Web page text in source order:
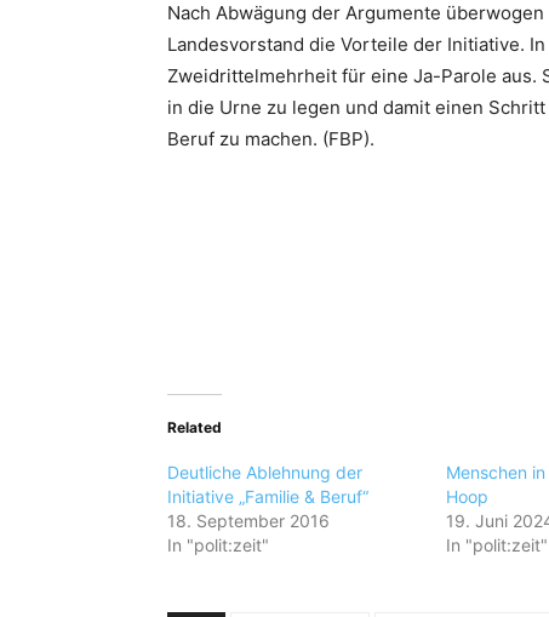
Nach Abwägung der Argumente
Landesvorstand die Vorteile der Initiative.
Zweidrittelmehrheit für eine Ja-Parole aus.
in die Urne zu legen und damit einen
Beruf zu machen. (FBP).
Related
Deutliche Ablehnung der
Initiative „Familie & Beruf“
18. September 2016
In "polit:zeit"
Menschen
Hoop
19. Juni
In "polit:zeit"